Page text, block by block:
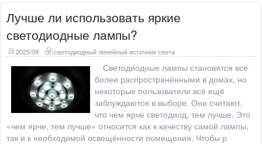
Лучше ли использовать яркие
светодиодные лампы?
2025/09 светодиодный линейный источник света
Светодиодные лампы становятся всё
более распространёнными в домах, но
некоторые пользователи всё ещё
заблуждаются в выборе. Они считают,
что чем ярче светодиод, тем лучше. Это
«чем ярче, тем лучше» относится как к качеству самой лампы,
так и к необходимой освещённости помещения. Чтобы р